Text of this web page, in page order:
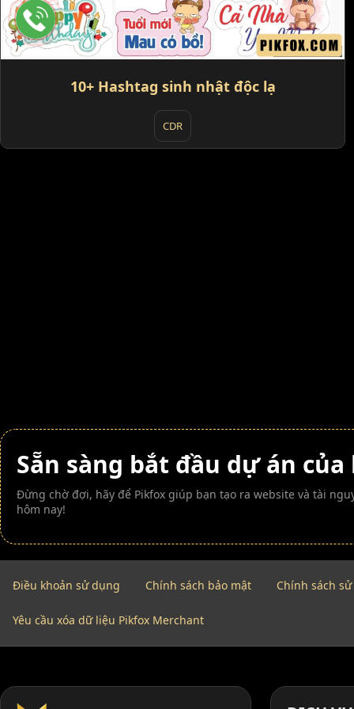
10+ Hashtag sinh nhật độc lạ
CDR
Sẵn sàng bắt đầu dự án của
Đừng chờ đợi, hãy để Pikfox giúp bạn tạo ra website và tài
hôm nay!
Điều khoản sử dụng Chính sách bảo mật Chính sách
Yêu cầu xóa dữ liệu Pikfox Merchant